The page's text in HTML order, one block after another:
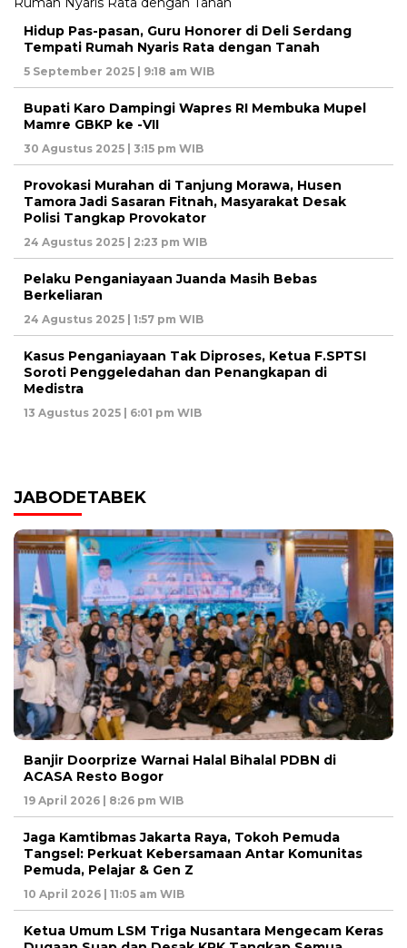
Hidup Pas-pasan, Guru Honorer di Deli Serdang
Tempati Rumah Nyaris Rata dengan Tanah
5 September 2025 | 9:18 am WIB
Bupati Karo Dampingi Wapres RI Membuka Mupel
Mamre GBKP ke -VII
30 Agustus 2025 | 3:15 pm WIB
Provokasi Murahan di Tanjung Morawa, Husen
Tamora Jadi Sasaran Fitnah, Masyarakat Desak
Polisi Tangkap Provokator
24 Agustus 2025 | 2:23 pm WIB
Pelaku Penganiayaan Juanda Masih Bebas
Berkeliaran
24 Agustus 2025 | 1:57 pm WIB
Kasus Penganiayaan Tak Diproses, Ketua F.SPTSI
Soroti Penggeledahan dan Penangkapan di
Medistra
13 Agustus 2025 | 6:01 pm WIB
JABODETABEK
Banjir Doorprize Warnai Halal Bihalal PDBN di
ACASA Resto Bogor
19 April 2026 | 8:26 pm WIB
Jaga Kamtibmas Jakarta Raya, Tokoh Pemuda
Tangsel: Perkuat Kebersamaan Antar Komunitas
Pemuda, Pelajar & Gen Z
10 April 2026 | 11:05 am WIB
Ketua Umum LSM Triga Nusantara Mengecam Keras